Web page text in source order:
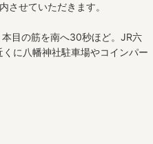
させていただきます。
目の筋を南へ30秒ほど。JR六
に八幡神社駐車場やコインパー